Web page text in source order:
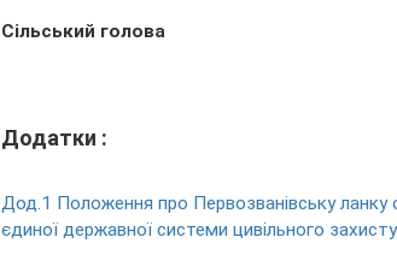
Сільський голова
Додатки :
Дод.1 Положення про Первозванівську ланку
єдиної державної системи цивільного захисту